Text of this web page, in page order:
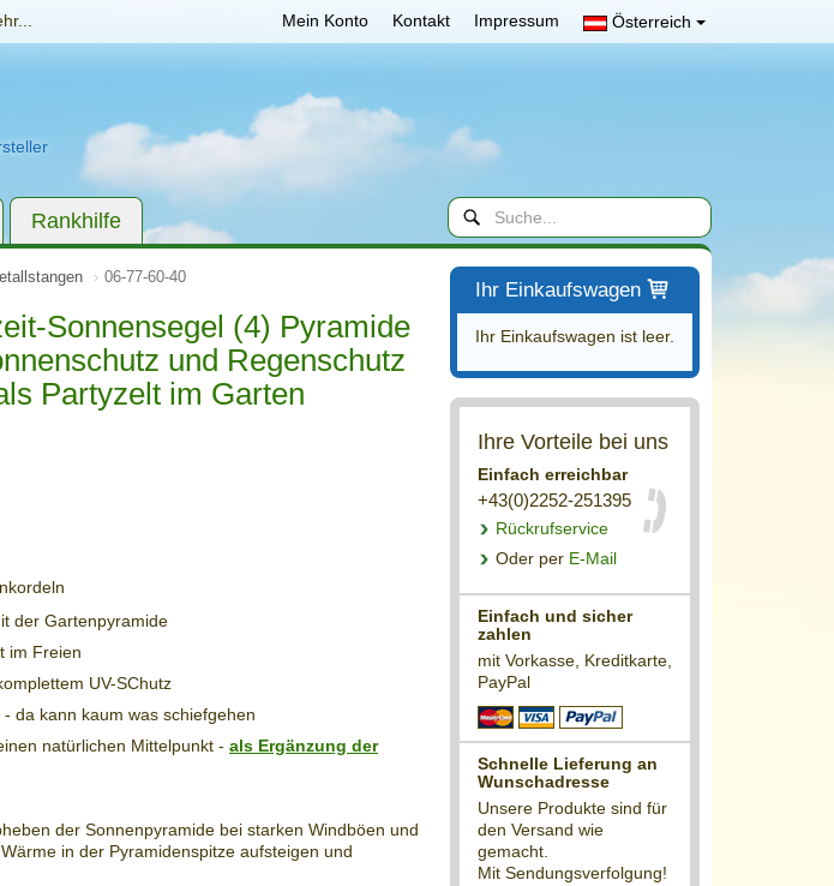
Mein Konto Kontakt Impressum Österreich
Rankhilfe
06-77-60-40
Sonnensegel (4) Pyramide
und Regenschutz
Partyzelt im Garten
der Gartenpyramide
im Freien
UV-SChutz
da kann kaum was schiefgehen
natürlichen Mittelpunkt - als Ergänzung der
der Sonnenpyramide bei starken Windböen und
in der Pyramidenspitze aufsteigen und
Ihr Einkaufswagen
Ihr Einkaufswagen ist leer.
Ihre Vorteile bei uns
Einfach erreichbar
+43(0)2252-251395
Rückrufservice
Oder per E-Mail
Einfach und sicher
zahlen
mit Vorkasse, Kreditkarte,
PayPal
Schnelle Lieferung an
Wunschadresse
Unsere Produkte sind für
den Versand wie
gemacht.
Mit Sendungsverfolgung!